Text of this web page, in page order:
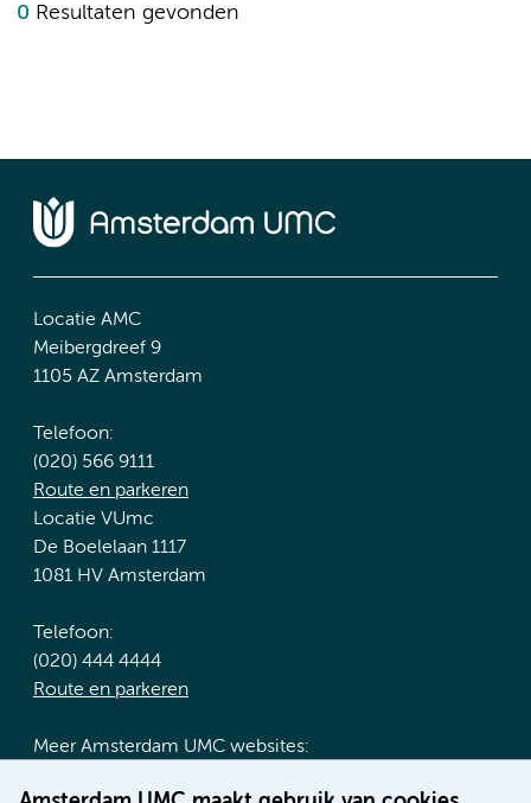
0 Resultaten gevonden
Locatie AMC
Meibergdreef 9
1105 AZ Amsterdam
Telefoon:
(020) 566 9111
Route en parkeren
Locatie VUmc
De Boelelaan 1117
1081 HV Amsterdam
Telefoon:
(020) 444 4444
Route en parkeren
Meer Amsterdam UMC websites:
Werken bij Amsterdam UMC